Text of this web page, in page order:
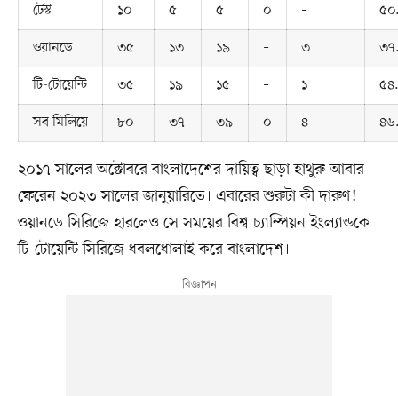
টেস্ট ১০ ৫ ৫ ০ –
ওয়ানডে
৩৫ ১৩ ১৯ – ৩
টি-টোয়েন্টি
৩৫ ১৯ ১৫ – ১
সব মিলিয়ে
৮০ ৩৭ ৩৯ ০ ৪
২০১৭ সালের অক্টোবরে বাংলাদেশের দায়িত্ব ছাড়া হাথুরু আবার
ফেরেন ২০২৩ সালের জানুয়ারিতে। এবারের শুরুটা কী দারুণ!
ওয়ানডে সিরিজে হারলেও সে সময়ের বিশ্ব চ্যাম্পিয়ন ইংল্যান্ডকে
টি-টোয়েন্টি সিরিজে ধবলধোলাই করে বাংলাদেশ।